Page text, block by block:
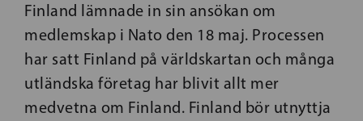
Finland lämnade in sin ansökan om
medlemskap i Nato den 18 maj. Processen
har satt Finland på världskartan och många
utländska företag har blivit allt mer
medvetna om Finland. Finland bör utnyttja